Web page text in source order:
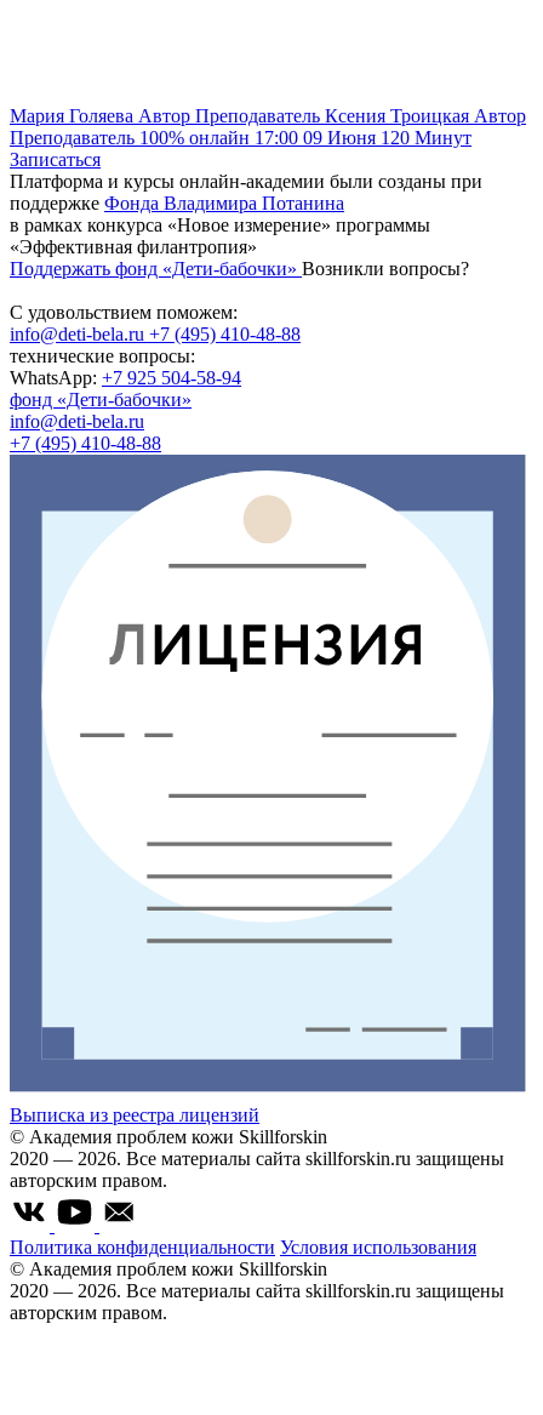
Мария Голяева Автор Преподаватель Ксения Троицкая Автор
Преподаватель 100% онлайн 17:00 09 Июня 120 Минут
Записаться
Платформа и курсы онлайн-академии были созданы при
поддержке Фонда Владимира Потанина
в рамках конкурса «Новое измерение» программы
«Эффективная филантропия»
Поддержать фонд «Дети-бабочки» Возникли вопросы?
С удовольствием поможем:
info@deti-bela.ru +7 (495) 410-48-88
технические вопросы:
WhatsApp: +7 925 504-58-94
фонд «Дети-бабочки»
info@deti-bela.ru
+7 (495) 410-48-88
Выписка из реестра лицензий
© Академия проблем кожи Skillforskin
2020 — 2026. Все материалы сайта skillforskin.ru защищены
авторским правом.
Политика конфиденциальности Условия использования
© Академия проблем кожи Skillforskin
2020 — 2026. Все материалы сайта skillforskin.ru защищены
авторским правом.